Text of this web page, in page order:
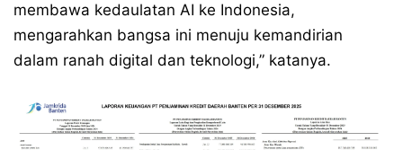
membawa kedaulatan AI ke Indonesia,
mengarahkan bangsa ini menuju kemandirian
dalam ranah digital dan teknologi,” katanya.